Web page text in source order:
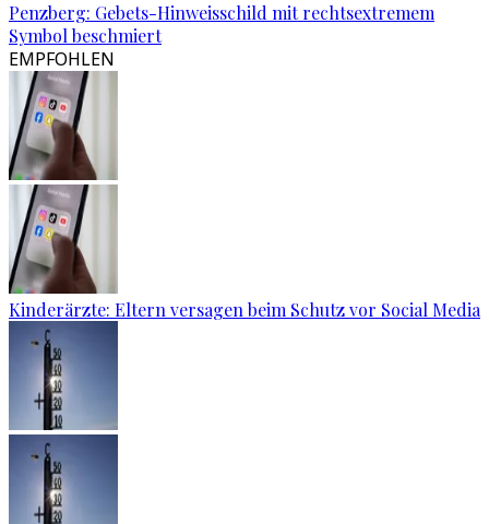
Penzberg: Gebets-Hinweisschild mit rechtsextremem
Symbol beschmiert
EMPFOHLEN
Kinderärzte: Eltern versagen beim Schutz vor Social Media